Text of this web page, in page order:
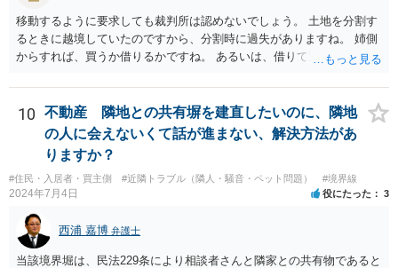
移動するように要求しても裁判所は認めないでしょう。 土地を分割す
るときに越境していたのですから、分割時に過失がありますね。 姉側
からすれば、買うか借りるかですね。 あるいは、借りて置いて、次回
ば、異動や撤去を求めることは、信義則上、認められないので どこか
で妥協するしかないでしょうね。
10
不動産 隣地との共有塀を建直したいのに、隣地
の人に会えないくて話が進まない、解決方法があ
りますか？
#住民・入居者・買主側 #近隣トラブル（隣人・騒音・ペット問題） #境界線
2024年7月4日 役にたった 3
西浦 嘉博 弁護士
当該境界堀は、民法229条により相談者さんと隣家との共有物であると